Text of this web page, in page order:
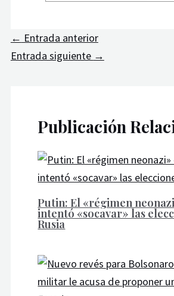
← Entrada anterior
Entrada siguiente →
Publicación
Putin: El «régimen
intentó «socavar» las
Rusia